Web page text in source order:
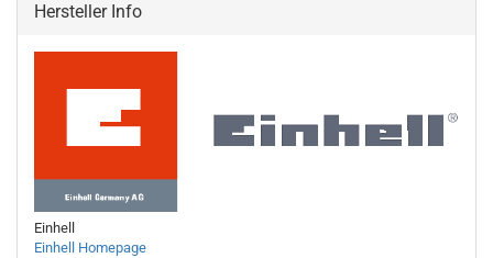
Hersteller Info
Einhell
Einhell Homepage